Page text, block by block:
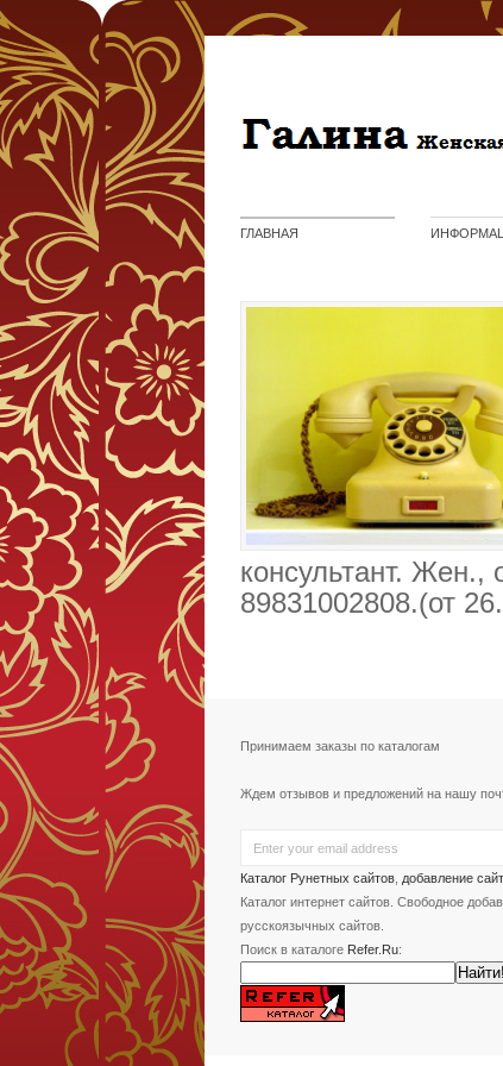
ГЛАВНАЯ
консультант. Жен.,
89831002808.(от
Принимаем заказы по каталогам
Ждем отзывов и предложений на нашу
Каталог Рунетных сайтов добавление
Каталог интернет сайтов. Свободное
русскоязычных сайтов.
Поиск в каталоге Refer.Ru: